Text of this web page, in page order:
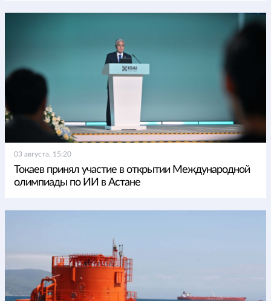
03 августа, 15:20
Токаев принял участие в открытии Международной
олимпиады по ИИ в Астане